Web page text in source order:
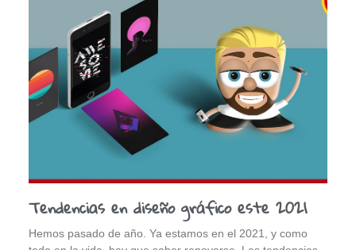
Tendencias en diseño gráfico este 2021
Hemos pasado de año. Ya estamos en el 2021, y como